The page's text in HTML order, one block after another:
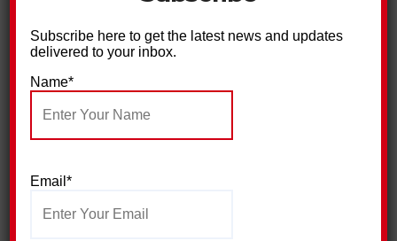
Subscribe here to get the latest news and updates
delivered to your inbox.
Name*
Email*